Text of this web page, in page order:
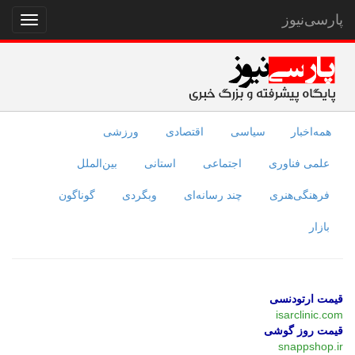
نمایش
منو
پارسی‌نیوز
همه‌اخبار سیاسی اقتصادی ورزشی
علمی فناوری اجتماعی استانی بین‌الملل
فرهنگی‌هنری چند رسانه‌ای وبگردی گوناگون
بازار
قیمت ارتودنسی
isarclinic.com
قیمت روز گوشی
snappshop.ir